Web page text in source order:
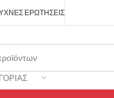
ΕΡΩΤΉΣΕΙΣ